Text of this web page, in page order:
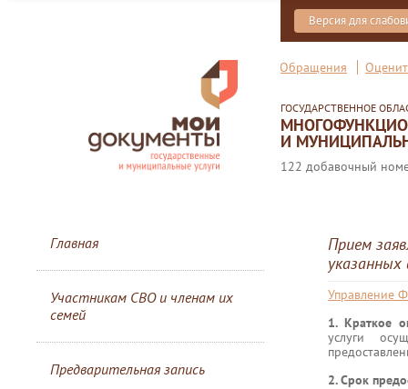
Версия для
Обращения
ГОСУДАРСТВЕННОЕ
И
122 добавочный
Главная
Участникам СВО и членам их
семей
Предварительная запись
Прием
указанных
Управление
1. Краткое
услуги
2. Срок